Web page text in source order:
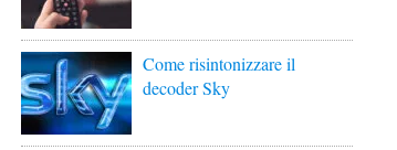
Come risintonizzare il
decoder Sky